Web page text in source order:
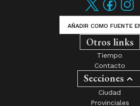
AÑADIR COMO FUENTE
Otros links
Tiempo
Contacto
Secciones
Ciudad
Provinciales